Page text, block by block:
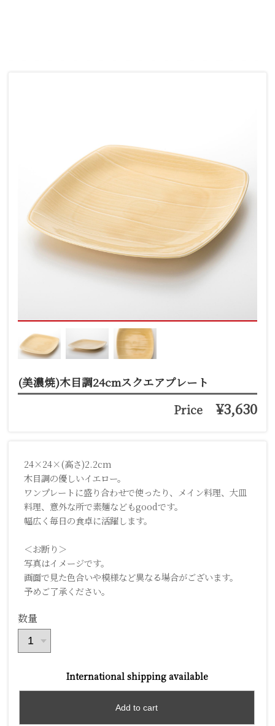
(美濃焼)木目調24cmスクエアプレート
Price ¥3,630
24×24×(高さ)2.2cm
木目調の優しいイエロー。
ワンプレートに盛り合わせで使ったり、メイン料理、大皿
料理、意外な所で素麺などもgoodです。
幅広く毎日の食卓に活躍します。
＜お断り＞
写真はイメージです。
画面で見た色合いや模様など異なる場合がございます。
予めご了承ください。
数量
International shipping available
Add to cart